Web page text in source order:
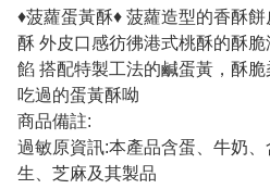
♦菠蘿蛋黃酥♦ 菠蘿造型的香酥
酥 外皮口感彷彿港式桃酥的酥
餡 搭配特製工法的鹹蛋黃，酥
吃過的蛋黃酥呦
商品備註:
過敏原資訊:本產品含蛋、牛奶
生、芝麻及其製品